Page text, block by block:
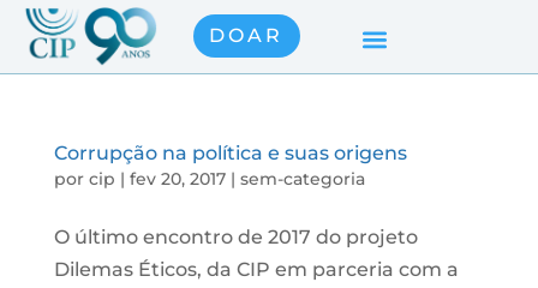
DOAR
Corrupção na política e suas origens
por cip | fev 20, 2017| sem-categoria
O último encontro de 2017 do projeto
Dilemas Éticos, da CIP em parceria com a